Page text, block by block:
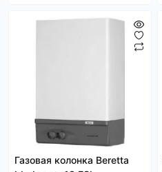
Газовая колонка Beretta